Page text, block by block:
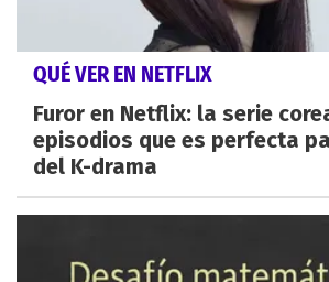
QUÉ VER EN NETFLIX
Furor en Netflix: la serie
episodios que es perfecta
del K-drama